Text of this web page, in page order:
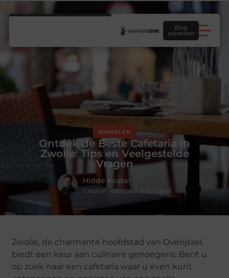
Blog
plaatsen
WINKELEN
Ontdek de Beste Cafetaria in
Zwolle: Tips en Veelgestelde
Vragen
Hidde Koster
Creatief redacteur & Schrijver
Zwolle, de charmante hoofdstad van Overijssel,
biedt een keur aan culinaire genoegens. Bent u
op zoek naar een cafetaria waar u even kunt